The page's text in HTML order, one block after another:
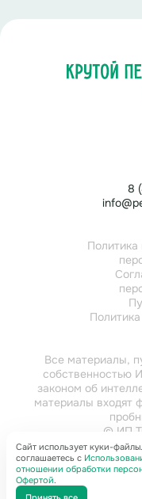
8
Политика
Все материалы,
собственностью
законом об
материалы входят
© ИП
Сайт использует куки-
соглашаетесь с
отношении обработки
Офертой.